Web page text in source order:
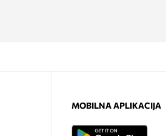
MOBILNA APLIKACIJA